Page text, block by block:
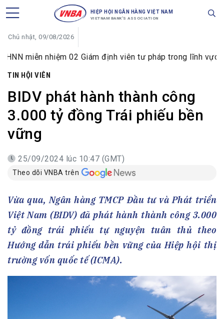
HIỆP HỘI NGÂN HÀNG VIỆT NAM
VIETNAM BANK'S ASSOCIATION
Chủ nhật, 09/08/2026
nhiệm 02 Giám định viên tư pháp trong lĩnh vực tiền tệ và
TIN HỘI VIÊN
BIDV phát hành thành công
3.000 tỷ đồng Trái phiếu bền
vững
25/09/2024 lúc 10:47 (GMT)
Theo dõi VNBA trên
Vừa qua, Ngân hàng TMCP Đầu tư và Phát triển
Việt Nam (BIDV) đã phát hành thành công 3.000
tỷ đồng trái phiếu tự nguyện tuân thủ theo
Hướng dẫn trái phiếu bền vững của Hiệp hội thị
trường vốn quốc tế (ICMA).